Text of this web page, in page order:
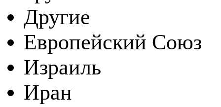
Другие
Европейский Союз
Израиль
Иран